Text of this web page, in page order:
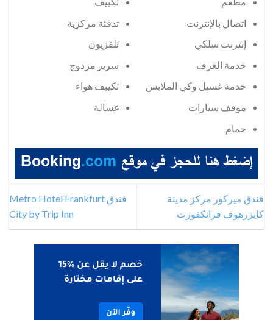
اتصال بالإنترنت
إنترنت سلكي
خدمة الغرف
خدمة غسيل وكي الملابس
موقف سيارات
حمام
تدفئة مركزية
تلفزيون
سرير مزدوج
تكييف هواء
غسالة
فندق ميركور مركز مدينة
كايزرهوف فرانكفورت
فندق Metro Hotel Frankfurt
City by Trip Inn